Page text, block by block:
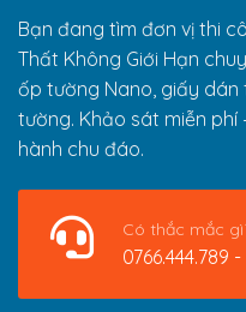
Bạn đang tìm đơn vị thi
Thất Không Giới Hạn
ốp tường Nano, giấy
tường. Khảo sát miễn phí
hành chu đáo.
Có thắc mắc
0766.444.789